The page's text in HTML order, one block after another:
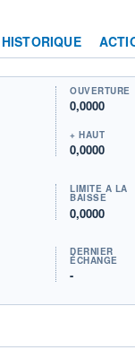
HISTORIQUE
OUVERTURE
0,0000
+ HAUT
0,0000
LIMITE À LA
BAISSE
0,0000
DERNIER
ÉCHANGE
-